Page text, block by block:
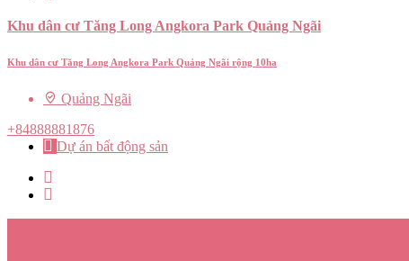
Khu dân cư Tăng Long Angkora Park Quảng Ngãi
Khu dân cư Tăng Long Angkora Park Quảng Ngãi rộng 10ha
Quảng Ngãi
+84888881876
Dự án bất động sản